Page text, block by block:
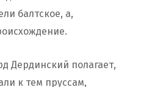
балтское, а,
Дердинский полагает,
к тем пруссам,